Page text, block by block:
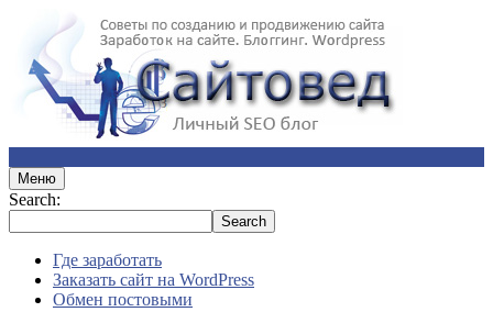
Меню
Search:
Где заработать
Заказать сайт на WordPress
Обмен постовыми